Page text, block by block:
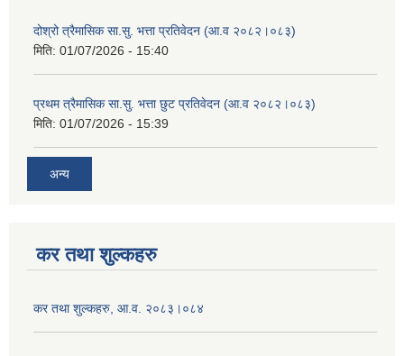
दोश्रो त्रैमासिक सा.सु. भत्ता प्रतिवेदन (आ.व २०८२।०८३)
मिति: 01/07/2026 - 15:40
प्रथम त्रैमासिक सा.सु. भत्ता छुट प्रतिवेदन (आ.व २०८२।०८३)
मिति: 01/07/2026 - 15:39
अन्य
कर तथा शुल्कहरु
कर तथा शुल्कहरु, आ.व. २०८३।०८४